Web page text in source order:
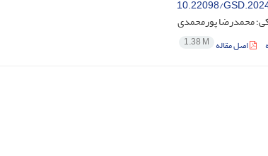
10.22098/
محمدرضا پورمحمدی
اصل مقاله 1.38 M